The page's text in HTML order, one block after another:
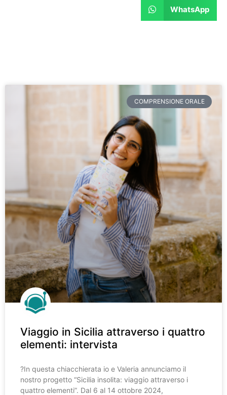
WhatsApp
COMPRENSIONE ORALE
Viaggio in Sicilia attraverso i quattro
elementi: intervista
?️In questa chiacchierata io e Valeria annunciamo il
nostro progetto “Sicilia insolita: viaggio attraverso i
quattro elementi”. Dal 6 al 14 ottobre 2024,